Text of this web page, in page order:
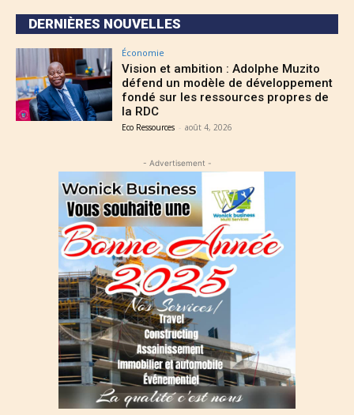
DERNIÈRES NOUVELLES
Économie
Vision et ambition : Adolphe Muzito
défend un modèle de développement
fondé sur les ressources propres de
la RDC
Eco Ressources - août 4, 2026
- Advertisement -